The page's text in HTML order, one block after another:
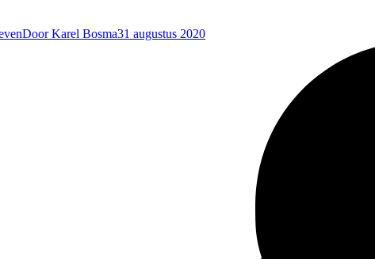
DoorKarel Bosma31 augustus 2020